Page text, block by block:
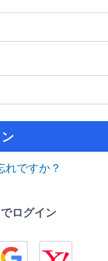
れですか？
ログイン